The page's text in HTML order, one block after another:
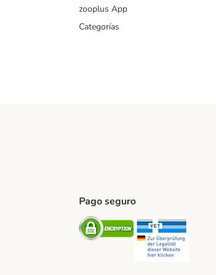
zooplus App
Categorías
Method
Method
Shipping Method
Pago seguro
Security